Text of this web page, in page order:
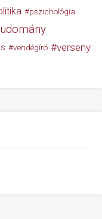
pszichológia
vendégíró verseny